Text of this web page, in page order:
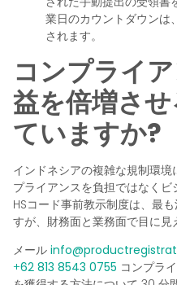
業日のカウントダウンは
されます。
コンプライ
益を倍増さ
ていますか?
インドネシアの複雑な規制環
プライアンスを負担ではなくビ
HSコード事前教示制度は、最
すが、財務面と業務面で目に見
メール
+62 813 8543 0755 コンプラ